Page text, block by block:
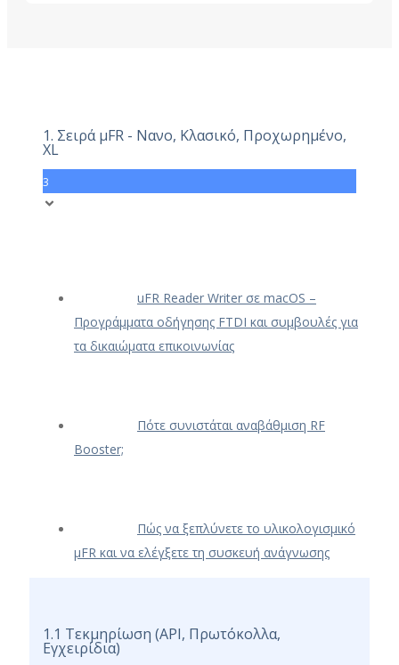
1. Σειρά μFR - Νανο, Κλασικό, Προχωρημένο,
XL
3
uFR Reader Writer σε macOS –
Προγράμματα οδήγησης FTDI και συμβουλές για
τα δικαιώματα επικοινωνίας
Πότε συνιστάται αναβάθμιση RF
Booster;
Πώς να ξεπλύνετε το υλικολογισμικό
μFR και να ελέγξετε τη συσκευή ανάγνωσης
1.1 Τεκμηρίωση (API, Πρωτόκολλα,
Εγχειρίδια)